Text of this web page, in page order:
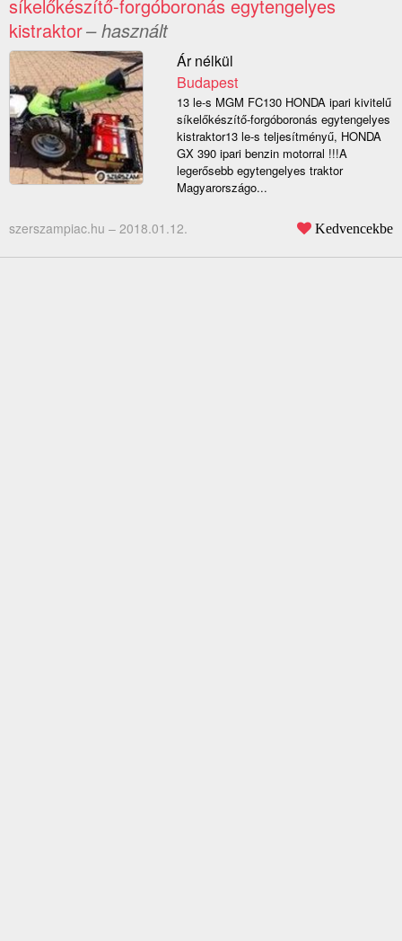
síkelőkészítő-forgóboronás egytengelyes
kistraktor– használt
Ár nélkül
Budapest
13 le-s MGM FC130 HONDA ipari kivitelű
síkelőkészítő-forgóboronás egytengelyes
kistraktor13 le-s teljesítményű, HONDA
GX 390 ipari benzin motorral !!!A
legerősebb egytengelyes traktor
Magyarországo...
szerszampiac.hu – 2018.01.12. Kedvencekbe